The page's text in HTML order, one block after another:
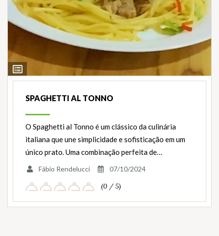
Ver
Ingredientes
SPAGHETTI AL TONNO
O Spaghetti al Tonno é um clássico da culinária
italiana que une simplicidade e sofisticação em um
único prato. Uma combinação perfeita de…
Fábio Rendelucci 07/10/2024
(0 / 5)